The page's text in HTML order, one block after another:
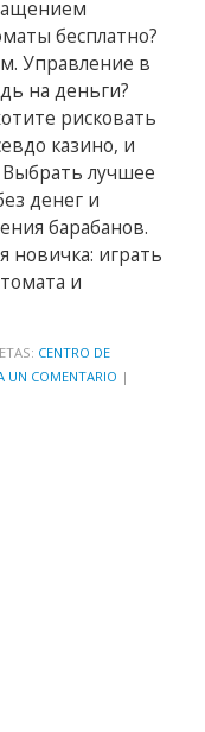
бесплатно?
Управление в
на деньги?
рисковать
казино, и
лучшее
денег и
барабанов.
новичка: играть
и
CENTRO DE
UN COMENTARIO |